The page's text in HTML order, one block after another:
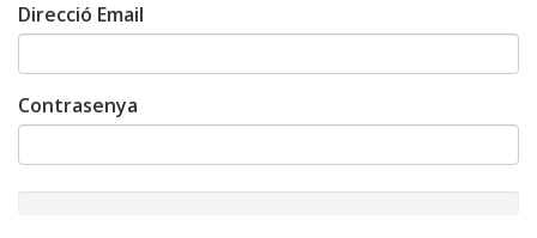
Direcció Email
Contrasenya